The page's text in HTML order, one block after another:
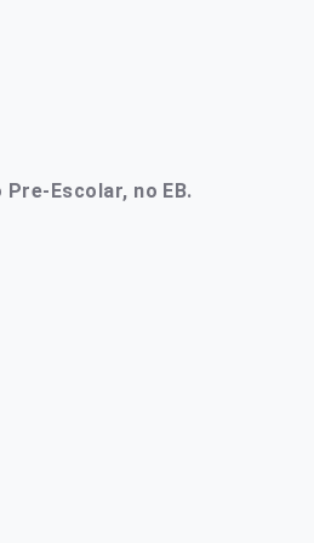
Escolar, no EB.